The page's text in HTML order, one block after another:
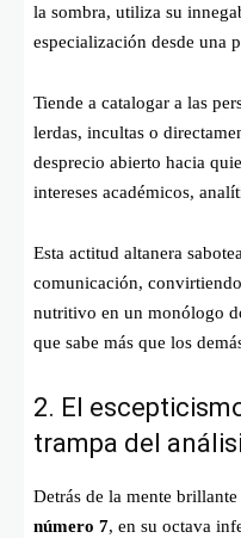
la sombra, utiliza su
especialización desde una
Tiende a catalogar a las
lerdas, incultas o
desprecio abierto hacia
intereses académicos,
Esta actitud altanera
comunicación,
nutritivo en un monólogo
que sabe más que los
2. El
trampa del
Detrás de la mente
número 7, en su octava